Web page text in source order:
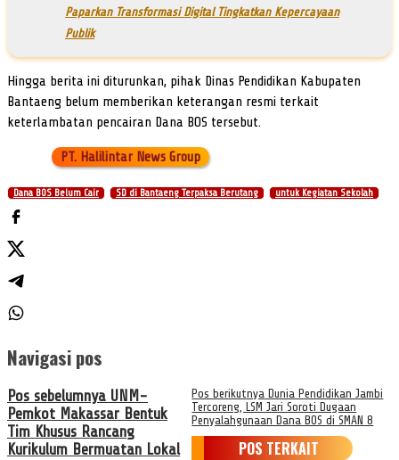
Paparkan Transformasi Digital Tingkatkan Kepercayaan
Publik
Hingga berita ini diturunkan, pihak Dinas Pendidikan Kabupaten
Bantaeng belum memberikan keterangan resmi terkait
keterlambatan pencairan Dana BOS tersebut.
PT. Halilintar News Group
Dana BOS Belum Cair SD di Bantaeng Terpaksa Berutang untuk Kegiatan Sekolah
Navigasi pos
Pos sebelumnya UNM-
Pemkot Makassar Bentuk
Tim Khusus Rancang
Kurikulum Bermuatan Lokal
Pos berikutnya Dunia Pendidikan Jambi
Tercoreng, LSM Jari Soroti Dugaan
Penyalahgunaan Dana BOS di SMAN 8
POS TERKAIT